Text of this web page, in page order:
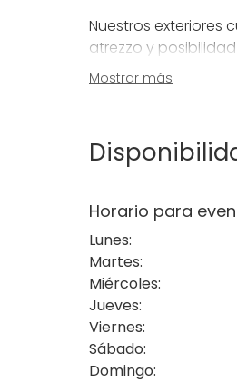
Nuestros exteriores
atrezzo y
Déjate llevar por la
* Dispone de una
Mostrar más
Horario para
Lunes:
Martes:
Miércoles:
Jueves:
Viernes:
Sábado:
Domingo: